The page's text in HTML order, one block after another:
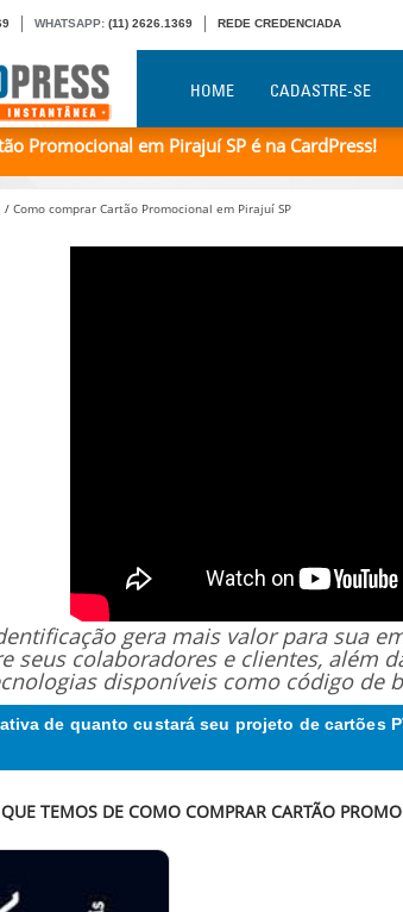
WHATSAPP: (11) 2626.1369 REDE CREDENCIADA
HOME CADASTRE-SE
Promocional em Pirajuí SP é na CardPress!
/ Como comprar Cartão Promocional em Pirajuí SP
gera mais valor para sua
seus colaboradores e clientes, além
disponíveis como código de
de quanto custará seu projeto de cartões
QUE TEMOS DE COMO COMPRAR CARTÃO